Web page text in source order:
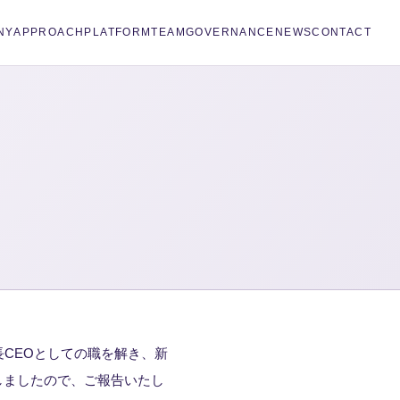
APPROACH PLATFORMTEAM GOVERNANCE NEWSCONTACT
としての職を解き、新
したので、ご報告いたし